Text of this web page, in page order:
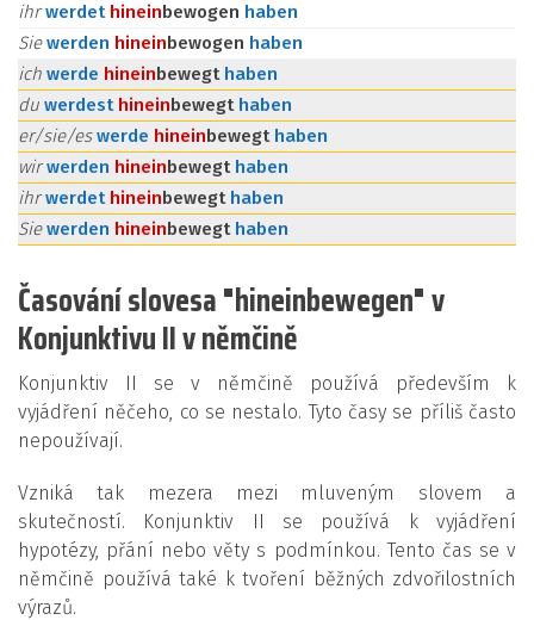
ihrwerdet hineinbewogen haben
Siewerden hineinbewogen haben
ich werde hineinbewegt haben
du werdest hineinbewegt haben
er/sie/eswerde hineinbewegt haben
wirwerden hineinbewegt haben
ihrwerdet hineinbewegt haben
Siewerden hineinbewegt haben
Časování slovesa "hineinbewegen" v
Konjunktivu II v němčině
Konjunktiv II se v němčině používá především k
vyjádření něčeho, co se nestalo. Tyto časy se příliš často
nepoužívají.
Vzniká tak mezera mezi mluveným slovem a
skutečností. Konjunktiv II se používá k vyjádření
hypotézy, přání nebo věty s podmínkou. Tento čas se v
němčině používá také k tvoření běžných zdvořilostních
výrazů.